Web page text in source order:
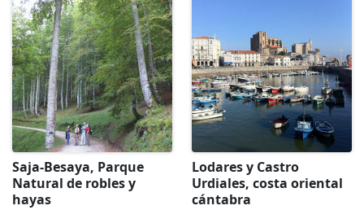
Saja-Besaya, Parque
Natural de robles y
hayas
Lodares y Castro
Urdiales, costa oriental
cántabra